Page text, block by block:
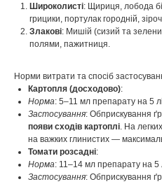
Широколисті: Щириця, лобода
грицики, портулак городній,
Злакові: Мишій (сизий та
полями, пажитниця.
Норми витрати та спосіб
Картопля (досходово):
Норма: 5–11 мл препарату на 5
Застосування: Обприскування
появи сходів картоплі. На
на важких глинистих —
Томати розсадні:
Норма: 11–14 мл препарату на 5
Застосування: Обприскування